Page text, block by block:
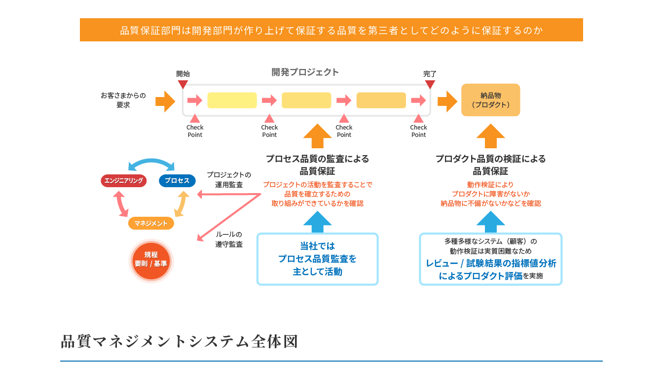
品質保証部門は開発部門が作り上げて保証する品質を第三者としてどのように保証するのか
品質マネジメントシステム全体図